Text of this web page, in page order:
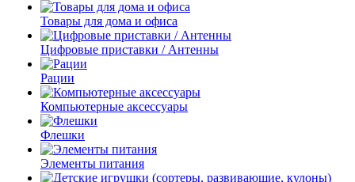
Товары для дома и офиса
Цифровые приставки / Антенны
Рации
Компьютерные аксессуары
Флешки
Элементы питания